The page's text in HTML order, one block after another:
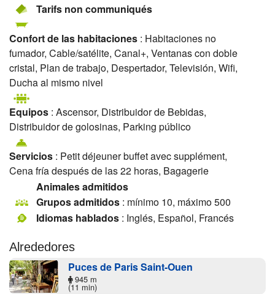
Tarifs non communiqués
Confort de las habitaciones : Habitaciones no
fumador, Cable/satélite, Canal+, Ventanas con doble
cristal, Plan de trabajo, Despertador, Televisión, Wifi,
Ducha al mismo nivel
Equipos : Ascensor, Distribuidor de Bebidas,
Distribuidor de golosinas, Parking público
Servicios : Petit déjeuner buffet avec supplément,
Cena fría después de las 22 horas, Bagagerie
Animales admitidos
Grupos admitidos : mínimo 10, máximo 500
Idiomas hablados : Inglés, Español, Francés
Alrededores
Puces de Paris Saint-Ouen
945 m
(11 min)